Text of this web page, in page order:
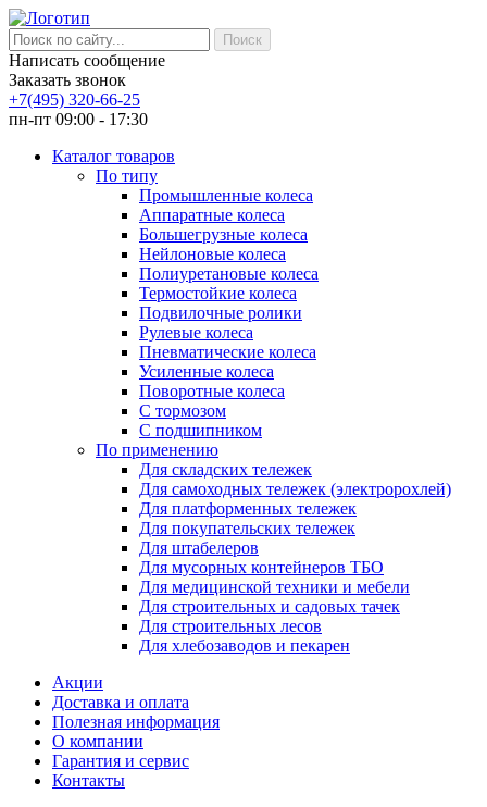
Написать сообщение
Заказать звонок
+7(495) 320-66-25
пн-пт 09:00 - 17:30
Каталог товаров
По типу
Промышленные колеса
Аппаратные колеса
Большегрузные колеса
Нейлоновые колеса
Полиуретановые колеса
Термостойкие колеса
Подвилочные ролики
Рулевые колеса
Пневматические колеса
Усиленные колеса
Поворотные колеса
С тормозом
С подшипником
По применению
Для складских тележек
Для самоходных тележек (электророхлей)
Для платформенных тележек
Для покупательских тележек
Для штабелеров
Для мусорных контейнеров ТБО
Для медицинской техники и мебели
Для строительных и садовых тачек
Для строительных лесов
Для хлебозаводов и пекарен
Акции
Доставка и оплата
Полезная информация
О компании
Гарантия и сервис
Контакты